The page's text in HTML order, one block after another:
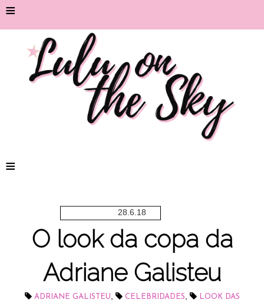
≡
≡
28.6.18
O look da copa da
Adriane Galisteu
ADRIANE GALISTEU, CELEBRIDADES,
LOOK DAS